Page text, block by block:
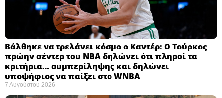
Βάλθηκε να τρελάνει κόσμο ο Καντέρ: Ο Τούρκος
πρώην σέντερ του NBA δηλώνει ότι πληροί τα
κριτήρια… συμπερίληψης και δηλώνει
υποψήφιος να παίξει στο WNBA
7 Αυγούστου 2026